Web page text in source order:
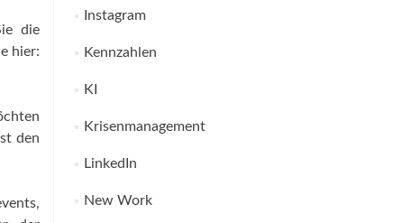
die
hier:
den
Instagram
Kennzahlen
KI
Krisenmanagement
LinkedIn
New Work